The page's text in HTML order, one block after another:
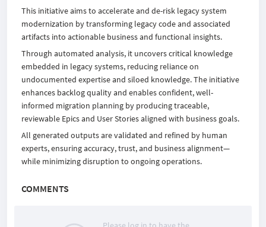
This initiative aims to accelerate and de-risk legacy system
modernization by transforming legacy code and associated
artifacts into actionable business and functional insights.
Through automated analysis, it uncovers critical knowledge
embedded in legacy systems, reducing reliance on
undocumented expertise and siloed knowledge. The initiative
enhances backlog quality and enables confident, well-
informed migration planning by producing traceable,
reviewable Epics and User Stories aligned with business goals.
All generated outputs are validated and refined by human
experts, ensuring accuracy, trust, and business alignment—
while minimizing disruption to ongoing operations.
COMMENTS